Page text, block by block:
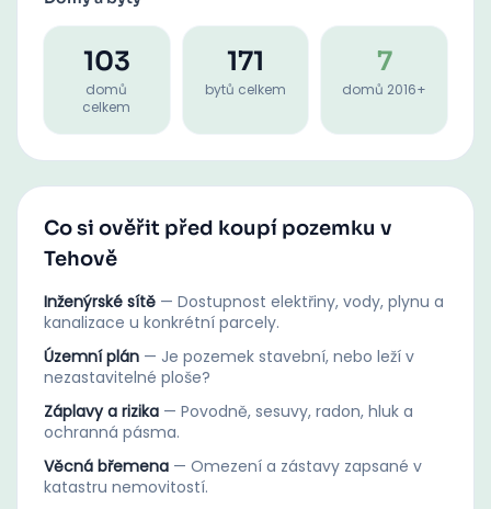
103
domů
celkem
171
bytů celkem
7
domů 2016+
Co si ověřit před koupí pozemku v
Tehově
Inženýrské sítě — Dostupnost elektřiny, vody, plynu a
kanalizace u konkrétní parcely.
Územní plán — Je pozemek stavební, nebo leží v
nezastavitelné ploše?
Záplavy a rizika — Povodně, sesuvy, radon, hluk a
ochranná pásma.
Věcná břemena — Omezení a zástavy zapsané v
katastru nemovitostí.